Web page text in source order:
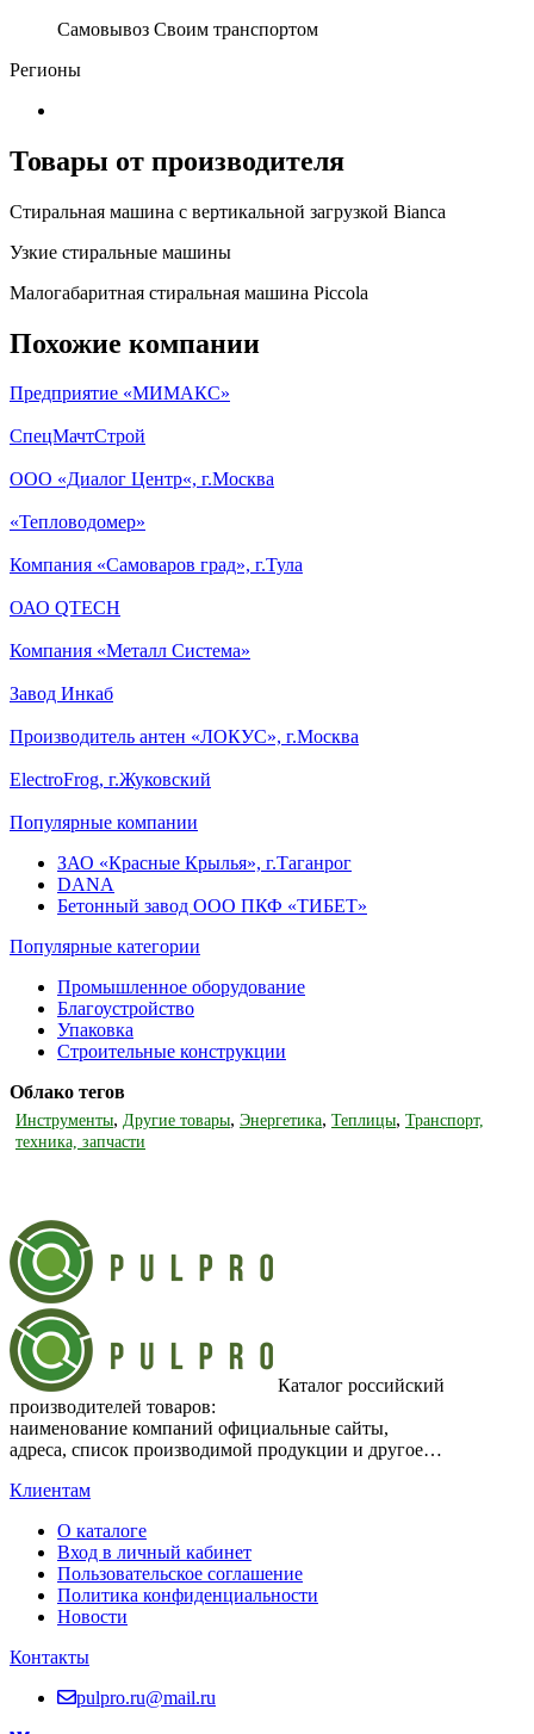
Самовывоз Своим транспортом
Регионы
Товары от производителя
Стиральная машина с вертикальной загрузкой Bianca
Узкие стиральные машины
Малогабаритная стиральная машина Piccola
Похожие компании
Предприятие «МИМАКС»
СпецМачтСтрой
ООО «Диалог Центр«, г.Москва
«Тепловодомер»
Компания «Самоваров град», г.Тула
ОАО QTECH
Компания «Металл Система»
Завод Инкаб
Производитель антен «ЛОКУС», г.Москва
ElectroFrog, г.Жуковский
Популярные компании
ЗАО «Красные Крылья», г.Таганрог
DANA
Бетонный завод ООО ПКФ «ТИБЕТ»
Популярные категории
Промышленное оборудование
Благоустройство
Упаковка
Строительные конструкции
Облако тегов
Инструменты, Другие товары, Энергетика, Теплицы, Транспорт,
техника, запчасти
Каталог российский
производителей товаров:
наименование компаний официальные сайты,
адреса, список производимой продукции и другое…
Клиентам
О каталоге
Вход в личный кабинет
Пользовательское соглашение
Политика конфиденциальности
Новости
Контакты
pulpro.ru@mail.ru